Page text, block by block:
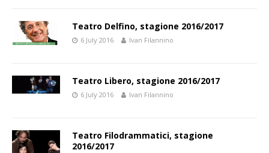
Teatro Delfino, stagione 2016/2017
6 July 2016 Ivan Filannino
Teatro Libero, stagione 2016/2017
6 July 2016 Ivan Filannino
Teatro Filodrammatici, stagione
2016/2017